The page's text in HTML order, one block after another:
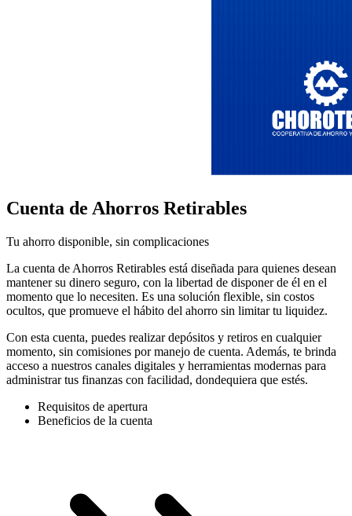
Cuenta de Ahorros Retirables
Tu ahorro disponible, sin complicaciones
La cuenta de Ahorros Retirables está diseñada para quienes desean
mantener su dinero seguro, con la libertad de disponer de él en el
momento que lo necesiten. Es una solución flexible, sin costos
ocultos, que promueve el hábito del ahorro sin limitar tu liquidez.
Con esta cuenta, puedes realizar depósitos y retiros en cualquier
momento, sin comisiones por manejo de cuenta. Además, te brinda
acceso a nuestros canales digitales y herramientas modernas para
administrar tus finanzas con facilidad, dondequiera que estés.
Requisitos de apertura
Beneficios de la cuenta